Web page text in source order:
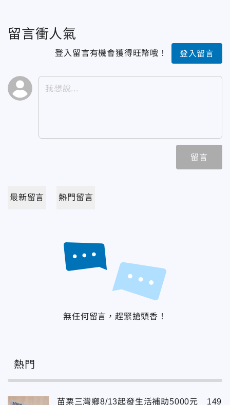
留言衝人氣
登入留言有機會獲得旺幣哦！ 登入留言
留言
最新留言 熱門留言
無任何留言，趕緊搶頭香！
熱門
苗栗三灣鄉8/13起發生活補助5000元 149